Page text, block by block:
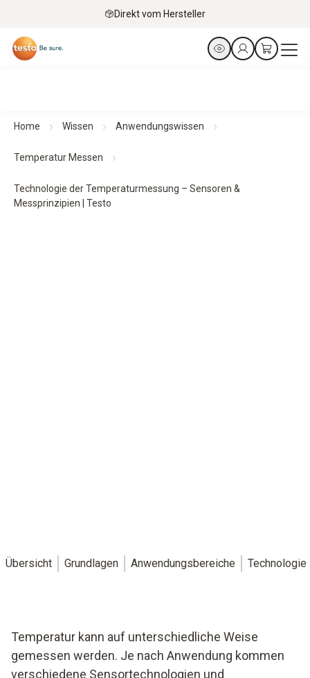
Direkt vom Hersteller
Home Wissen Anwendungswissen
Temperatur Messen
Technologie der Temperaturmessung – Sensoren &
Messprinzipien | Testo
Übersicht Grundlagen Anwendungsbereiche Technologie
Temperatur kann auf unterschiedliche Weise
gemessen werden. Je nach Anwendung kommen
verschiedene Sensortechnologien und